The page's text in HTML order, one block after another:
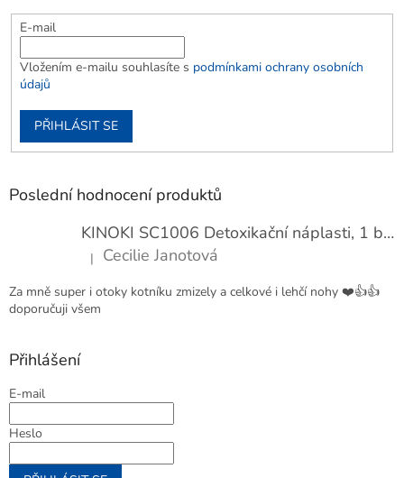
E-mail
Vložením e-mailu souhlasíte s podmínkami ochrany osobních
údajů
PŘIHLÁSIT SE
Poslední hodnocení produktů
KINOKI SC1006 Detoxikační náplasti, 1 balení - 10 ks
Hodnocení produktu je 4 z 5 hvězdiček.
| Cecilie Janotová
Za mně super i otoky kotníku zmizely a celkové i lehčí nohy ❤️👍👍
doporučuji všem
Přihlášení
E-mail
Heslo